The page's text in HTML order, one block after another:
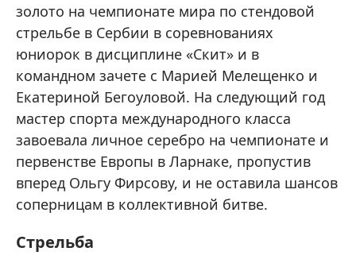
золото на чемпионате мира по стендовой
стрельбе в Сербии в соревнованиях
юниорок в дисциплине «Скит» и в
командном зачете с Марией Мелещенко и
Екатериной Бегоуловой. На следующий год
мастер спорта международного класса
завоевала личное серебро на чемпионате и
первенстве Европы в Ларнаке, пропустив
вперед Ольгу Фирсову, и не оставила шансов
соперницам в коллективной битве.
Стрельба